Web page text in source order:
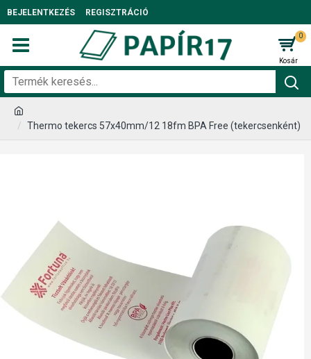
BEJELENTKEZÉS REGISZTRÁCIÓ
0
Thermo tekercs 57x40mm/12 18fm BPA Free (tekercsenként)